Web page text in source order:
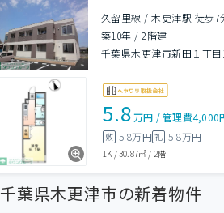
久留里線 / 木更津駅 徒歩7
築10年 /2階建
千葉県木更津市新田１丁目
5.8万円 /管理費4,000
敷 5.8万円礼 5.8万円
1K /30.87㎡ / 2階
千葉県木更津市の新着物件